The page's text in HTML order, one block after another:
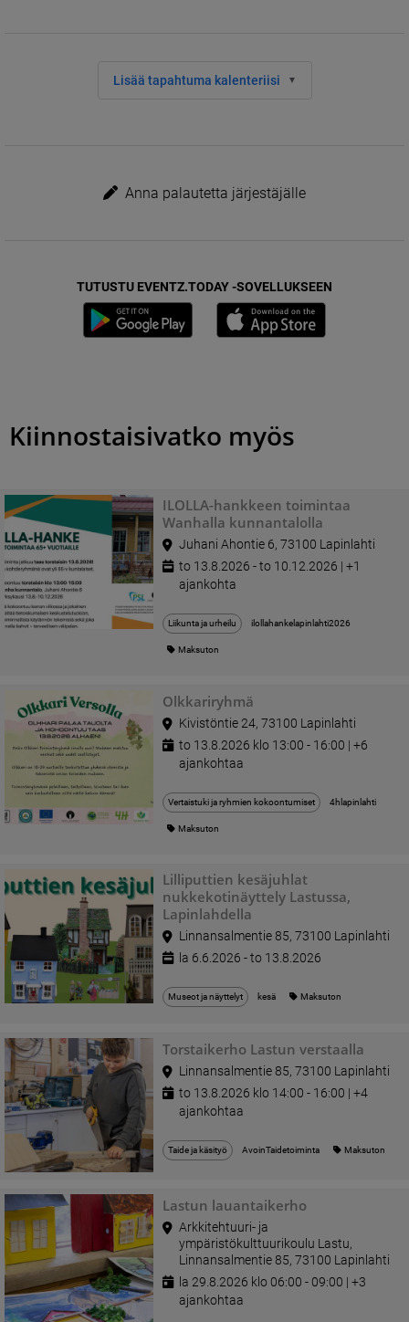
Lisää tapahtuma kalenteriisi
Anna palautetta järjestäjälle
TUTUSTU EVENTZ.TODAY -SOVELLUKSEEN
Kiinnostaisivatko myös
ILOLLA-hankkeen toimintaa
Wanhalla kunnantalolla
Juhani Ahontie 6, 73100 Lapinlahti
to 13.8.2026 - to 10.12.2026 | +1
ajankohta
Liikunta ja urheilu ilollahankelapinlahti2026
Maksuton
Olkkariryhmä
Kivistöntie 24, 73100 Lapinlahti
to 13.8.2026 klo 13:00 - 16:00 | +6
ajankohtaa
Vertaistuki ja ryhmien kokoontumiset 4hlapinlahti
Maksuton
Lilliputtien kesäjuhlat
nukkekotinäyttely Lastussa,
Lapinlahdella
Linnansalmentie 85, 73100 Lapinlahti
la 6.6.2026 - to 13.8.2026
Museot ja näyttelyt kesä Maksuton
Torstaikerho Lastun verstaalla
Linnansalmentie 85, 73100 Lapinlahti
to 13.8.2026 klo 14:00 - 16:00 | +4
ajankohtaa
Taide ja käsityö AvoinTaidetoiminta Maksuton
Lastun lauantaikerho
Arkkitehtuuri- ja
ympäristökulttuurikoulu Lastu,
Linnansalmentie 85, 73100 Lapinlahti
la 29.8.2026 klo 06:00 - 09:00 | +3
ajankohtaa